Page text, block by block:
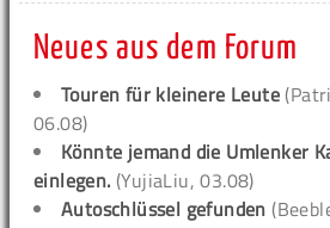
Neues aus dem Forum
Touren für kleinere Leute
06.08)
Könnte jemand die Umlenker
einlegen. (YujiaLiu, 03.08)
Autoschlüssel gefunden